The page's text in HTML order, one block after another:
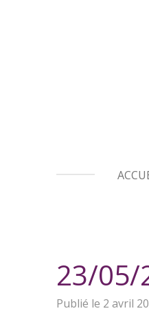
23/05/
Publié le 2 avril